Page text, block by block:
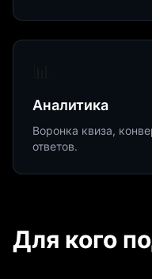
Аналитика
Воронка квиза,
ответов.
Для кого